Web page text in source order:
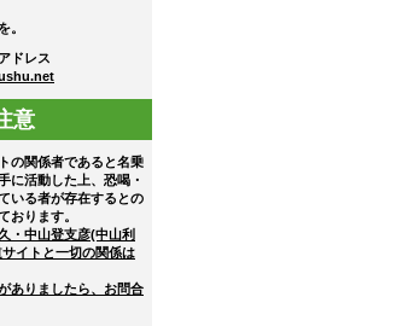
。
ドレス
意
の関係者であると名乗
に活動した上、恐喝・
いる者が存在するとの
おります。
・中山登支彦(中山利
イトと一切の関係は
ありましたら、お問合